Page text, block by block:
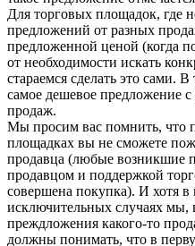
Для торговых площадок, где
предложений от разных
предложенной ценой (когда
от необходимости искать
стараемся сделать это сами.
самое дешевое предложение
продаж.
Мы просим вас помнить, что
площадках вы не сможете
продавца (любые возникшие
продавцом и поддержкой
совершена покупка). И хотя в
исключительных случаях
преждложения какого-то
должны понимать, что в